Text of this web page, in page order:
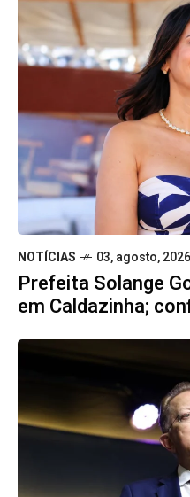
NOTÍCIAS 03, agosto, 2026
Prefeita Solange
em Caldazinha;